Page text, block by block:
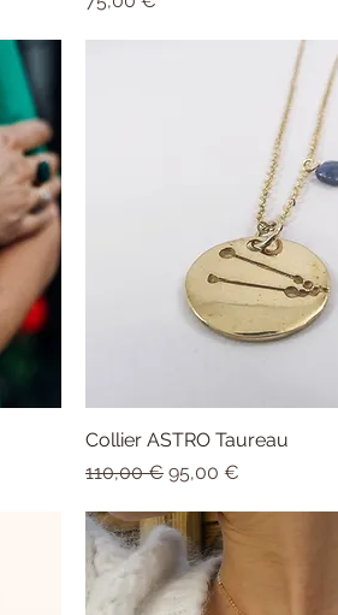
Aperçu rapide
Collier ASTRO Taureau
Prix original
110,00 € Prix promotionnel
95,00 €